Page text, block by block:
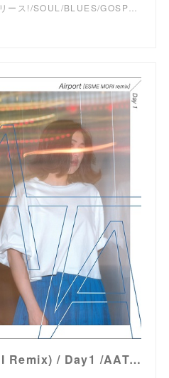
ース!/SOUL/BLUES/GOSP…
Airport (ESME MORI Remix) / Day1 /AATA/NEO CITY POPの新たな歌姫 AATA。フルアルバムに先駆け、7inchシングルをリリース!｜SOUL/BLUES